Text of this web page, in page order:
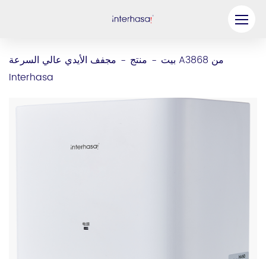
بيت - منتج - مجفف الأيدي عالي السرعة A3868 من
Interhasa
شركة